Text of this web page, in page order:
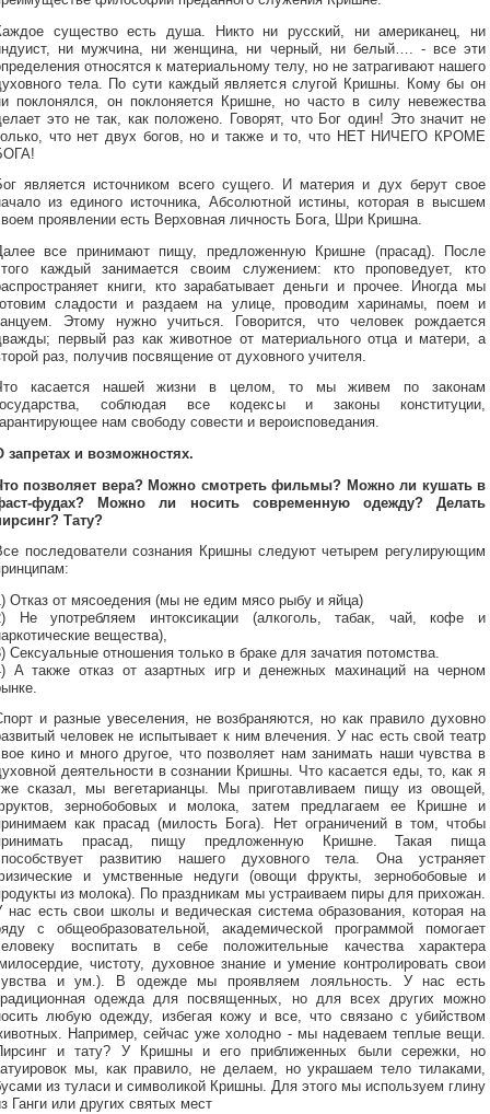
существо есть душа. Никто ни русский, ни американец, ни
ни мужчина, ни женщина, ни черный, ни белый…. - все эти
относятся к материальному телу, но не затрагивают нашего
тела. По сути каждый является слугой Кришны. Кому бы он
поклонялся, он поклоняется Кришне, но часто в силу невежества
это не так, как положено. Говорят, что Бог один! Это значит не
что нет двух богов, но и также и то, что НЕТ НИЧЕГО КРОМЕ
является источником всего сущего. И материя и дух берут свое
из единого источника, Абсолютной истины, которая в высшем
проявлении есть Верховная личность Бога, Шри Кришна.
все принимают пищу, предложенную Кришне (прасад). После
каждый занимается своим служением: кто проповедует, кто
книги, кто зарабатывает деньги и прочее. Иногда мы
сладости и раздаем на улице, проводим харинамы, поем и
Этому нужно учиться. Говорится, что человек рождается
первый раз как животное от материального отца и матери, а
раз, получив посвящение от духовного учителя.
касается нашей жизни в целом, то мы живем по законам
соблюдая все кодексы и законы конституции,
нам свободу совести и вероисповедания.
запретах и возможностях.
позволяет вера? Можно смотреть фильмы? Можно ли кушать в
фудах? Можно ли носить современную одежду? Делать
Тату?
последователи сознания Кришны следуют четырем регулирующим
Отказ от мясоедения (мы не едим мясо рыбу и яйца)
Не употребляем интоксикации (алкоголь, табак, чай, кофе и
вещества),
Сексуальные отношения только в браке для зачатия потомства.
А также отказ от азартных игр и денежных махинаций на черном
и разные увеселения, не возбраняются, но как правило духовно
человек не испытывает к ним влечения. У нас есть свой театр
кино и много другое, что позволяет нам занимать наши чувства в
деятельности в сознании Кришны. Что касается еды, то, как я
сказал, мы вегетарианцы. Мы приготавливаем пищу из овощей,
зернобобовых и молока, затем предлагаем ее Кришне и
как прасад (милость Бога). Нет ограничений в том, чтобы
прасад, пищу предложенную Кришне. Такая пища
развитию нашего духовного тела. Она устраняет
и умственные недуги (овощи фрукты, зернобобовые и
из молока). По праздникам мы устраиваем пиры для прихожан.
нас есть свои школы и ведическая система образования, которая на
с общеобразовательной, академической программой помогает
воспитать в себе положительные качества характера
чистоту, духовное знание и умение контролировать свои
и ум.). В одежде мы проявляем лояльность. У нас есть
одежда для посвященных, но для всех других можно
любую одежду, избегая кожу и все, что связано с убийством
Например, сейчас уже холодно - мы надеваем теплые вещи.
и тату? У Кришны и его приближенных были сережки, но
мы, как правило, не делаем, но украшаем тело тилаками,
из туласи и символикой Кришны. Для этого мы используем глину
Ганги или других святых мест